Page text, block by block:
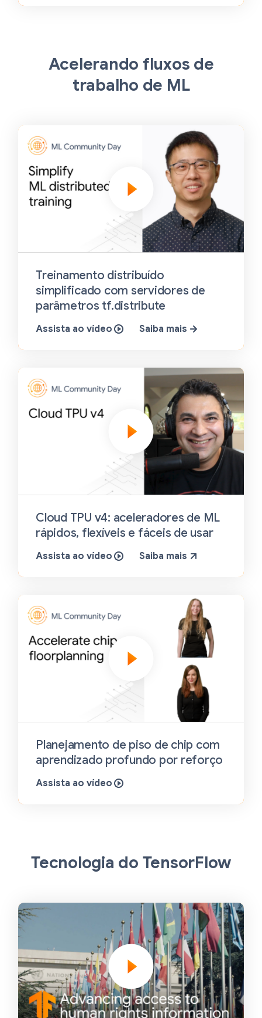
Acelerando fluxos de
trabalho de ML
Treinamento distribuído
simplificado com servidores de
parâmetros tf.distribute
Assista ao vídeo Saiba mais
Cloud TPU v4: aceleradores de ML
rápidos, flexíveis e fáceis de usar
Assista ao vídeo Saiba mais
Planejamento de piso de chip com
aprendizado profundo por reforço
Assista ao vídeo
Tecnologia do TensorFlow